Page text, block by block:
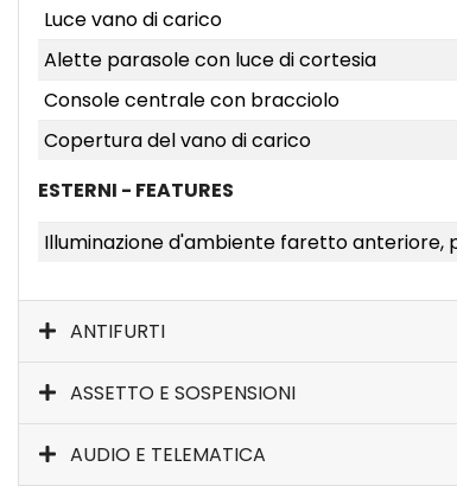
Luce vano di carico
Alette parasole con luce di cortesia
Console centrale con bracciolo
Copertura del vano di carico
ESTERNI - FEATURES
Illuminazione d'ambiente faretto anteriore,
ANTIFURTI
ASSETTO E SOSPENSIONI
AUDIO E TELEMATICA